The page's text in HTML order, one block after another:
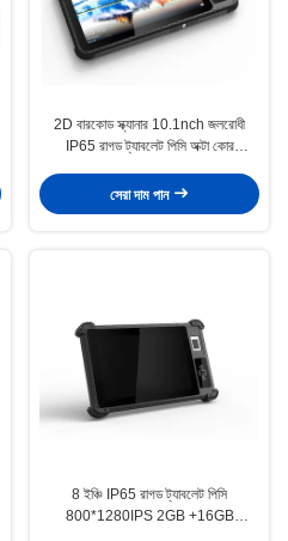
2D বারকোড স্ক্যানার 10.1nch জলরোধী
IP65 রাগড ট্যাবলেট পিসি অক্টা কোর
সেরা দাম পান
8 ইঞ্চি IP65 রাগড ট্যাবলেট পিসি
800*1280IPS 2GB +16GB